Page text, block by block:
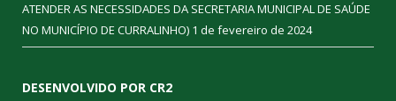
ATENDER AS NECESSIDADES DA SECRETARIA MUNICIPAL DE SAÚDE
NO MUNICÍPIO DE CURRALINHO) 1 de fevereiro de 2024
DESENVOLVIDO POR CR2